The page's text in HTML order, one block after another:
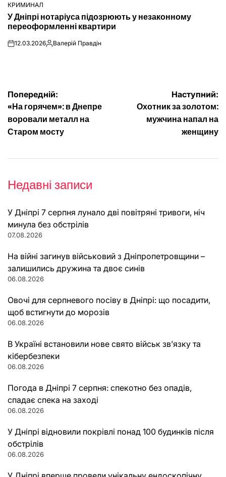
ОПУБЛІКУВАТИ
У
КРИМИНАЛ
У Дніпрі нотаріуса підозрюють у незаконному
переоформленні квартири
on12.03.2026Опубліковано
Валерій Правдін
Навігація
записів
Попередній:
«На горячем»: в Днепре
воровали металл на
Старом мосту
Наступний:
Охотник за золотом:
мужчина напал на
женщину
Недавні записи
У Дніпрі 7 серпня лунало дві повітряні тривоги, ніч
минула без обстрілів
07.08.2026
На війні загинув військовий з Дніпропетровщини –
залишились дружина та двоє синів
06.08.2026
Овочі для серпневого посіву в Дніпрі: що посадити,
щоб встигнути до морозів
06.08.2026
В Україні встановили нове свято військ зв’язку та
кібербезпеки
06.08.2026
Погода в Дніпрі 7 серпня: спекотно без опадів,
спадає спека на заході
06.08.2026
У Дніпрі відновили покрівлі понад 100 будинків після
обстрілів
06.08.2026